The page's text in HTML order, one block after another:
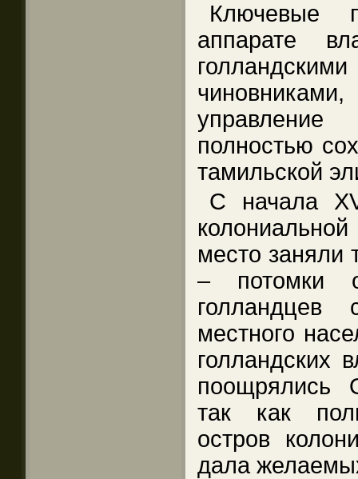
Ключевые
аппарате
полностью
тамильской
С начала
место заняли
– потомки
голландцев
местного
голландских
поощрялись
так как
остров
дала